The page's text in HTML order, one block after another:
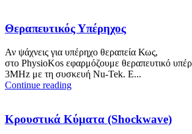
Θεραπευτικός Υπέρηχος
Αν ψάχνεις για υπέρηχο θεραπεία Κως,
στο PhysioKos εφαρμόζουμε θεραπευτικό
3MHz με τη συσκευή Nu-Tek. Ε...
Continue reading
Κρουστικά Κύματα (Shockwave)